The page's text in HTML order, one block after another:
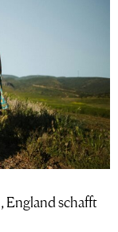
England schafft